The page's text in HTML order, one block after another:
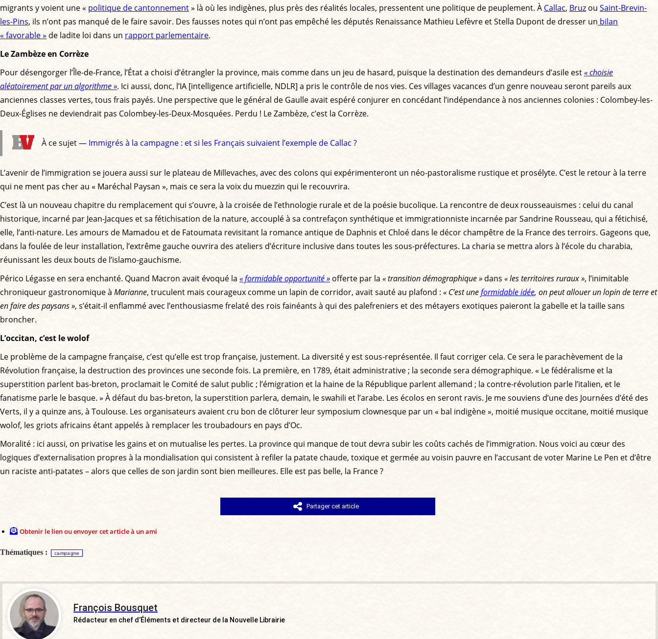
migrants y voient une « politique de cantonnement» là où les indigènes, plus près des réalités locales, pressentent une politique de peuplement. À Callac, Bruz ou Saint-Brevin-
les-Pins, ils n’ont pas manqué de le faire savoir. Des fausses notes qui n’ont pas empêché les députés Renaissance Mathieu Lefèvre et Stella Dupont de dresser un bilan
« favorable » de ladite loi dans un rapport parlementaire.
Le Zambèze en Corrèze
Pour désengorger l’Île-de-France, l’État a choisi d’étrangler la province, mais comme dans un jeu de hasard, puisque la destination des demandeurs d’asile est« choisie
aléatoirement par un algorithme ». Ici aussi, donc, l’IA [intelligence artificielle, NDLR] a pris le contrôle de nos vies. Ces villages vacances d’un genre nouveau seront pareils aux
anciennes classes vertes, tous frais payés. Une perspective que le général de Gaulle avait espéré conjurer en concédant l’indépendance à nos anciennes colonies : Colombey-les-
Deux-Églises ne deviendrait pas Colombey-les-Deux-Mosquées. Perdu ! Le Zambèze, c’est la Corrèze.
À ce sujet — Immigrés à la campagne : et si les Français suivaient l’exemple de Callac ?
L’avenir de l’immigration se jouera aussi sur le plateau de Millevaches, avec des colons qui expérimenteront un néo-pastoralisme rustique et prosélyte. C’est le retour à la terre
qui ne ment pas cher au « Maréchal Paysan », mais ce sera la voix du muezzin qui le recouvrira.
C’est là un nouveau chapitre du remplacement qui s’ouvre, à la croisée de l’ethnologie rurale et de la poésie bucolique. La rencontre de deux rousseauismes : celui du canal
historique, incarné par Jean-Jacques et sa fétichisation de la nature, accouplé à sa contrefaçon synthétique et immigrationniste incarnée par Sandrine Rousseau, qui a fétichisé,
elle, l’anti-nature. Les amours de Mamadou et de Fatoumata revisitant la romance antique de Daphnis et Chloé dans le décor champêtre de la France des terroirs. Gageons que,
dans la foulée de leur installation, l’extrême gauche ouvrira des ateliers d’écriture inclusive dans toutes les sous-préfectures. La charia se mettra alors à l’école du charabia,
réunissant les deux bouts de l’islamo-gauchisme.
Périco Légasse en sera enchanté. Quand Macron avait évoqué la « formidable opportunité »offerte par la « transition démographique » dans « les territoires ruraux », l’inimitable
chroniqueur gastronomique à Marianne, truculent mais courageux comme un lapin de corridor, avait sauté au plafond : « C’est uneformidable idée, on peut allouer un lopin de terre et
en faire des paysans », s’était-il enflammé avec l’enthousiasme frelaté des rois fainéants à qui des palefreniers et des métayers exotiques paieront la gabelle et la taille sans
broncher.
L’occitan, c’est le wolof
Le problème de la campagne française, c’est qu’elle est trop française, justement. La diversité y est sous-représentée. Il faut corriger cela. Ce sera le parachèvement de la
Révolution française, la destruction des provinces une seconde fois. La première, en 1789, était administrative ; la seconde sera démographique. « Le fédéralisme et la
superstition parlent bas-breton, proclamait le Comité de salut public ; l’émigration et la haine de la République parlent allemand ; la contre-révolution parle l’italien, et le
fanatisme parle le basque. » À défaut du bas-breton, la superstition parlera, demain, le swahili et l’arabe. Les écolos en seront ravis. Je me souviens d’une des Journées d’été des
Verts, il y a quinze ans, à Toulouse. Les organisateurs avaient cru bon de clôturer leur symposium clownesque par un « bal indigène », moitié musique occitane, moitié musique
wolof, les griots africains étant appelés à remplacer les troubadours en pays d’Oc.
Moralité : ici aussi, on privatise les gains et on mutualise les pertes. La province qui manque de tout devra subir les coûts cachés de l’immigration. Nous voici au cœur des
logiques d’externalisation propres à la mondialisation qui consistent à refiler la patate chaude, toxique et germée au voisin pauvre en l’accusant de voter Marine Le Pen et d’être
un raciste anti-patates – alors que celles de son jardin sont bien meilleures. Elle est pas belle, la France ?
Partager cet article
Obtenir le lien ou envoyer cet article à un ami
Thématiques : campagne
François Bousquet
Rédacteur en chef d’Éléments et directeur de la Nouvelle Librairie